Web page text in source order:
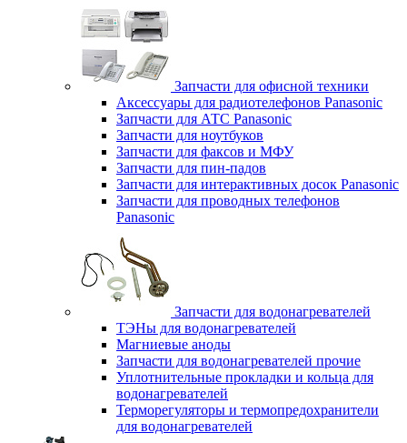
Запчасти для офисной техники
Аксессуары для радиотелефонов Panasonic
Запчасти для АТС Panasonic
Запчасти для ноутбуков
Запчасти для факсов и МФУ
Запчасти для пин-падов
Запчасти для интерактивных досок Panasonic
Запчасти для проводных телефонов
Panasonic
Запчасти для водонагревателей
ТЭНы для водонагревателей
Магниевые аноды
Запчасти для водонагревателей прочие
Уплотнительные прокладки и кольца для
водонагревателей
Терморегуляторы и термопредохранители
для водонагревателей